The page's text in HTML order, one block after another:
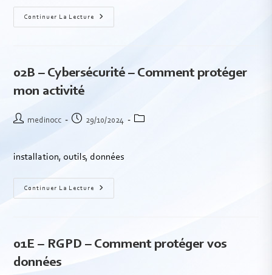
Continuer La Lecture
02B – Cybersécurité – Comment protéger
mon activité
medinocc 29/10/2024
installation, outils, données
Continuer La Lecture
01E – RGPD – Comment protéger vos
données